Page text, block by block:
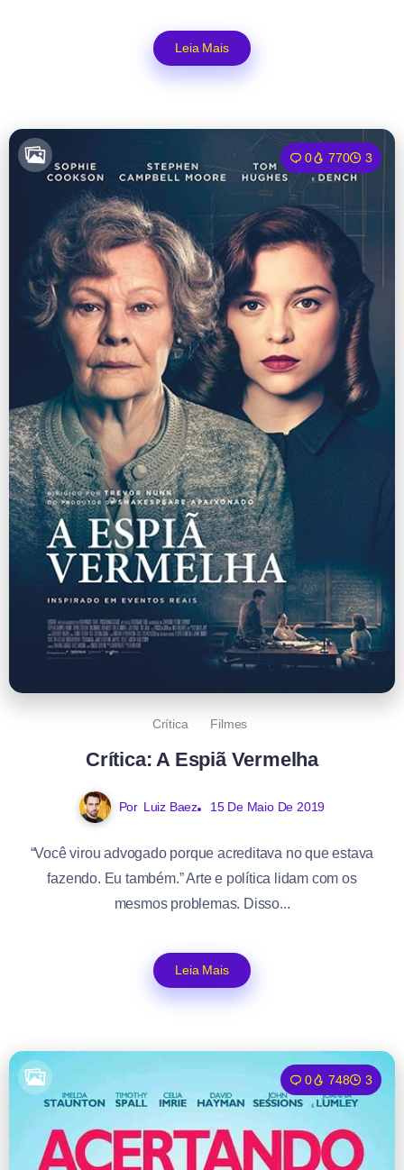
Leia Mais
0 770 3
Crítica Filmes
Crítica: A Espiã Vermelha
Por Luiz Baez 15 De Maio De 2019
“Você virou advogado porque acreditava no que estava
fazendo. Eu também.” Arte e política lidam com os
mesmos problemas. Disso...
Leia Mais
0 748 3